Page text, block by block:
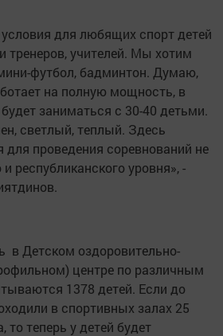
для любящих спорт детей
учителей. Мы хотим
футбол, бадминтон. Думаю,
на полную мощность, в
заниматься с 30-40 детьми.
светлый, теплый. Здесь
для проведения соревнований не
республиканского уровня», -
в Детском оздоровительно-
центре по различным
1378 детей. Если до
в спортивных залах 25
то теперь у детей будет